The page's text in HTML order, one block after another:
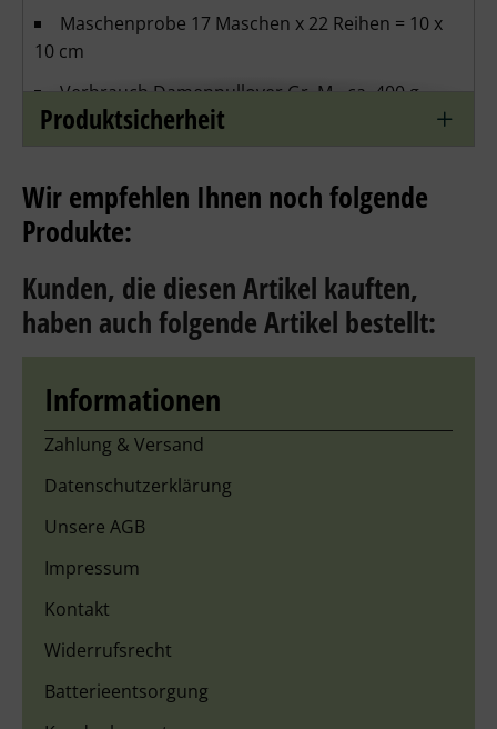
Maschenprobe 17 Maschen x 22 Reihen = 10 x
10 cm
Verbrauch Damenpullover Gr. M - ca. 400 g,
Herrenpullover Gr. M - ca. 550 g, Kinderpulli 10
Jahre - ca. 300 g
Wollwaschmittel ohne Weichspüler verwenden
Produktsicherheit
Wir empfehlen Ihnen noch folgende
Produkte:
Kunden, die diesen Artikel kauften,
haben auch folgende Artikel bestellt:
Informationen
Zahlung & Versand
Datenschutzerklärung
Unsere AGB
Impressum
Kontakt
Widerrufsrecht
Batterieentsorgung